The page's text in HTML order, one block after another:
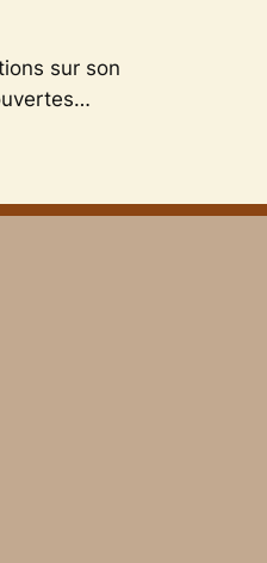
sur son